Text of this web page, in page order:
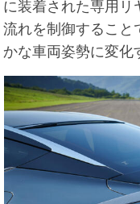
に装着された専用リ
流れを制御すること
かな車両姿勢に変化